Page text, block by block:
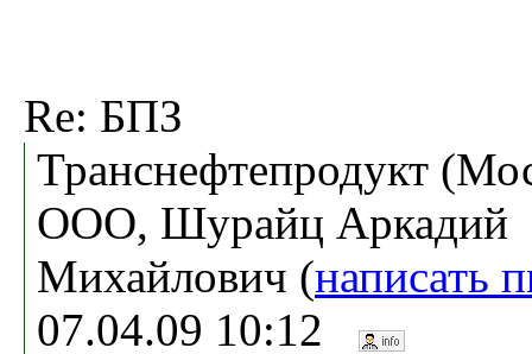
Re: БПЗ
Транснефтепродукт
ООО, Шурайц Аркадий
Михайлович (написать
07.04.09 10:12